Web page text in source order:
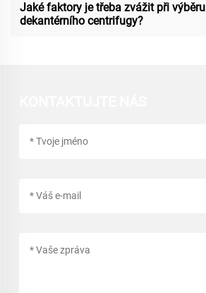
Jaké faktory je třeba zvážit při výběru
dekantérního centrifugy?